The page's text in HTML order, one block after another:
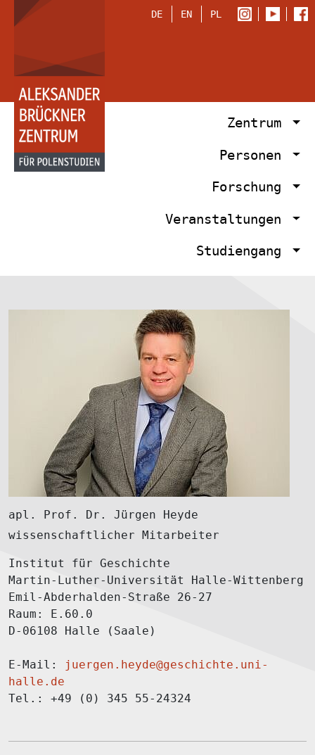
DE EN PL
Zentrum
Personen
Forschung
Veranstaltungen
Studiengang
apl. Prof. Dr. Jürgen Heyde
wissenschaftlicher Mitarbeiter
Institut für Geschichte
Martin-Luther-Universität Halle-Wittenberg
Emil-Abderhalden-Straße 26-27
Raum: E.60.0
D-06108 Halle (Saale)
E-Mail:
juergen.heyde@geschichte.uni-
halle.de
Tel.: +49 (0) 345 55-24324